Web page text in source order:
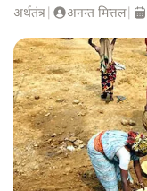
अर्थतंत्र अनन्त मित्तल|